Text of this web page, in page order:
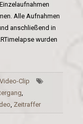
Alle Aufnahmen
anschließend in
wurden
Video-Clip
Zeitraffer